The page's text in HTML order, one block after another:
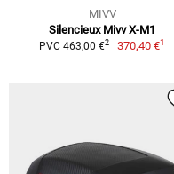
MIVV
Silencieux Mivv X-M1
PVC 463,00 €2 370,40 €1